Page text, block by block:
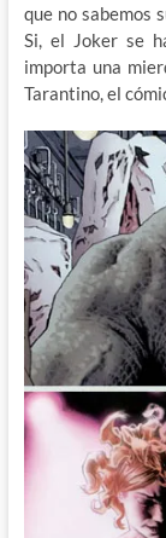
que no sabemos
Si, el Joker se
importa una
Tarantino, el